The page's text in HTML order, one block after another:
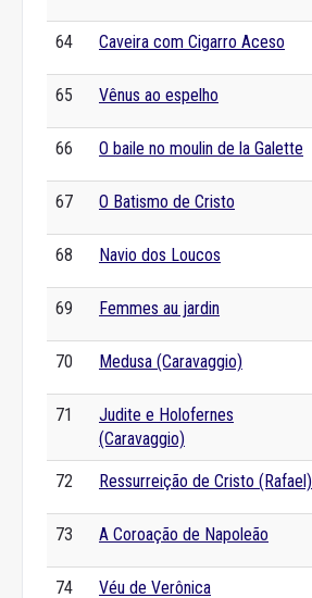
64 Caveira com Cigarro Aceso
65 Vênus ao espelho
66 O baile no moulin de la Galette
67 O Batismo de Cristo
68 Navio dos Loucos
69 Femmes au jardin
70 Medusa (Caravaggio)
71
Judite e Holofernes
(Caravaggio)
72 Ressurreição de Cristo (Rafael)
73 A Coroação de Napoleão
74 Véu de Verônica